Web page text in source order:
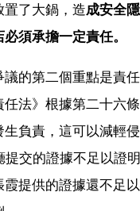
了大鍋，造成安全
須承擔一定責任。
的第二個重點是責
任法》根據第二十六
負責，這可以減輕侵
交的證據不足以證
提供的證據還不足